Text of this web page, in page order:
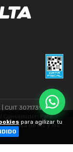
| CUIT 30717393445 -
Consumidor: Para
Defensa de las y los
.
para agilizar tu